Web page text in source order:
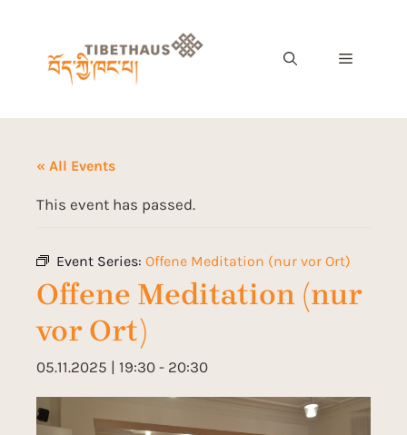
« All Events
This event has passed.
Event Series: Offene Meditation (nur vor Ort)
Offene Meditation (nur
vor Ort)
05.11.2025 | 19:30 - 20:30